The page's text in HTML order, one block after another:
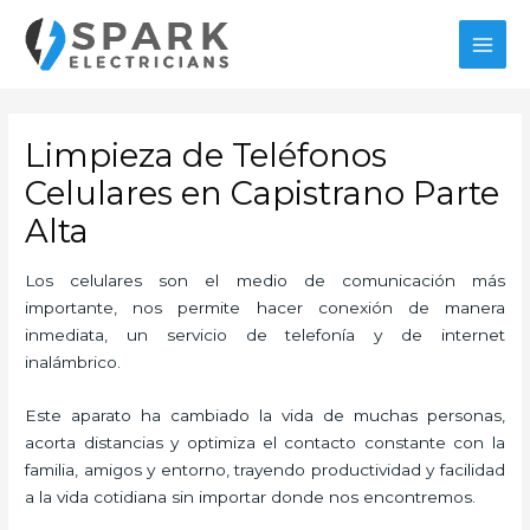
contenido
Limpieza de Teléfonos
Celulares en Capistrano Parte
Alta
Los celulares son el medio de comunicación más
importante, nos permite hacer conexión de manera
inmediata, un servicio de telefonía y de internet
inalámbrico.
Este aparato ha cambiado la vida de muchas personas,
acorta distancias y optimiza el contacto constante con la
familia, amigos y entorno, trayendo productividad y facilidad
a la vida cotidiana sin importar donde nos encontremos.